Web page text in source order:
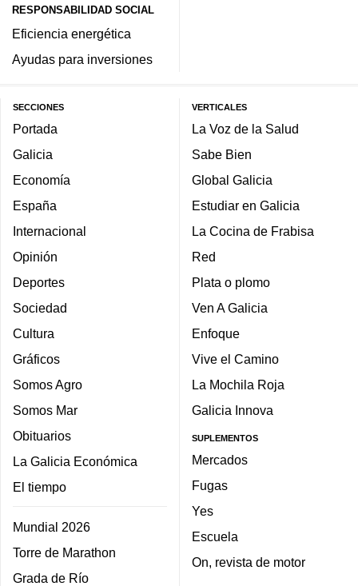
RESPONSABILIDAD SOCIAL
Eficiencia energética
Ayudas para inversiones
SECCIONES
Portada
Galicia
Economía
España
Internacional
Opinión
Deportes
Sociedad
Cultura
Gráficos
Somos Agro
Somos Mar
Obituarios
La Galicia Económica
El tiempo
Mundial 2026
Torre de Marathon
Grada de Río
VERTICALES
La Voz de la Salud
Sabe Bien
Global Galicia
Estudiar en Galicia
La Cocina de Frabisa
Red
Plata o plomo
Ven A Galicia
Enfoque
Vive el Camino
La Mochila Roja
Galicia Innova
SUPLEMENTOS
Mercados
Fugas
Yes
Escuela
On, revista de motor